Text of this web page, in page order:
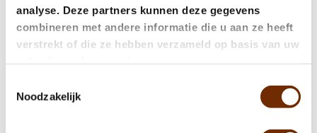
analyse. Deze partners kunnen deze gegevens
combineren met andere informatie die u aan ze heeft
verstrekt of die ze hebben verzameld op basis van uw
Noodzakelijk
Voor corporate events die vragen om volledige
afzondering, bieden wij de mogelijkheid tot exclusieve
huur van de gehele venue. Hierdoor kunt u de locatie
volledig branden en inrichten volgens uw corporate
aandeelhoudersvergaderingen, persconferenties of